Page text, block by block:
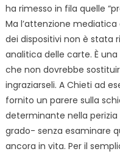
ha rimesso in fila quelle
Ma l’attenzione
dei dispositivi non è stata
analitica delle carte. È
che non dovrebbe
ingraziarseli. A Chieti ad
fornito un parere sulla
determinante nella perizia
grado- senza esaminare
ancora in vita. Per il